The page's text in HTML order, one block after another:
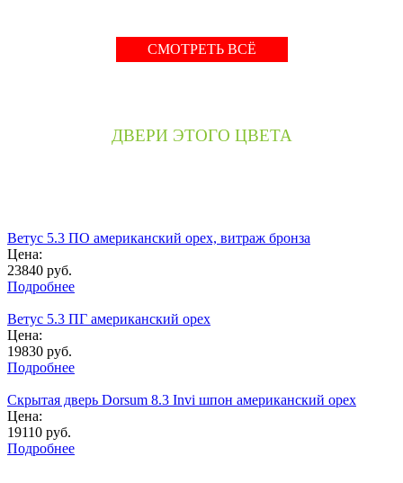
СМОТРЕТЬ ВСЁ
ДВЕРИ ЭТОГО ЦВЕТА
Ветус 5.3 ПО американский орех, витраж бронза
Цена:
23840 руб.
Подробнее
Ветус 5.3 ПГ американский орех
Цена:
19830 руб.
Подробнее
Скрытая дверь Dorsum 8.3 Invi шпон американский орех
Цена:
19110 руб.
Подробнее